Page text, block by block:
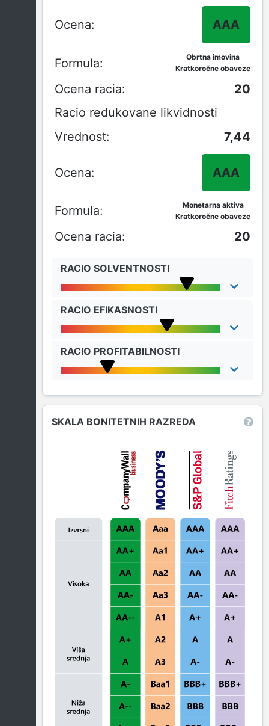
AAA
Obrtna imovina
Kratkoročne obaveze
20
Racio redukovane likvidnosti
7,44
AAA
Monetarna aktiva
Kratkoročne obaveze
20
RACIO SOLVENTNOSTI
RACIO EFIKASNOSTI
RACIO PROFITABILNOSTI
SKALA BONITETNIH RAZREDA